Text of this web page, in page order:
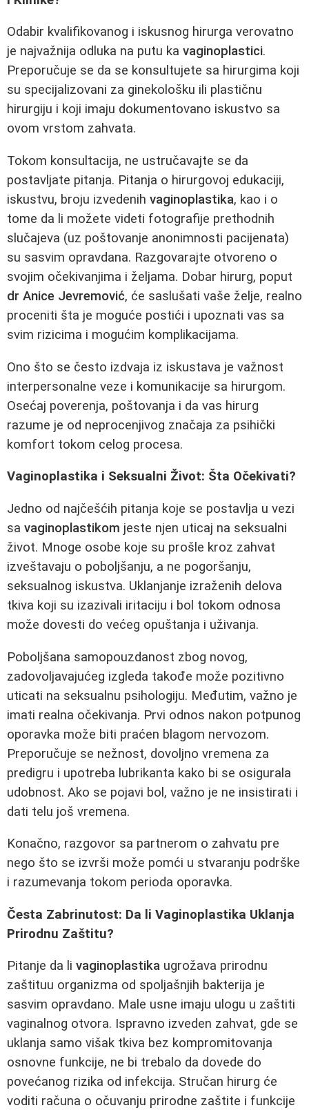
Odabir kvalifikovanog i iskusnog hirurga verovatno
je najvažnija odluka na putu ka vaginoplastici.
Preporučuje se da se konsultujete sa hirurgima koji
su specijalizovani za ginekološku ili plastičnu
hirurgiju i koji imaju dokumentovano iskustvo sa
ovom vrstom zahvata.
Tokom konsultacija, ne ustručavajte se da
postavljate pitanja. Pitanja o hirurgovoj edukaciji,
iskustvu, broju izvedenih vaginoplastika, kao i o
tome da li možete videti fotografije prethodnih
slučajeva (uz poštovanje anonimnosti pacijenata)
su sasvim opravdana. Razgovarajte otvoreno o
svojim očekivanjima i željama. Dobar hirurg, poput
dr Anice Jevremović, će saslušati vaše želje, realno
proceniti šta je moguće postići i upoznati vas sa
svim rizicima i mogućim komplikacijama.
Ono što se često izdvaja iz iskustava je važnost
interpersonalne veze i komunikacije sa hirurgom.
Osećaj poverenja, poštovanja i da vas hirurg
razume je od neprocenjivog značaja za psihički
komfort tokom celog procesa.
Vaginoplastika i Seksualni Život: Šta Očekivati?
Jedno od najčešćih pitanja koje se postavlja u vezi
sa vaginoplastikom jeste njen uticaj na seksualni
život. Mnoge osobe koje su prošle kroz zahvat
izveštavaju o poboljšanju, a ne pogoršanju,
seksualnog iskustva. Uklanjanje izraženih delova
tkiva koji su izazivali iritaciju i bol tokom odnosa
može dovesti do većeg opuštanja i uživanja.
Poboljšana samopouzdanost zbog novog,
zadovoljavajućeg izgleda takođe može pozitivno
uticati na seksualnu psihologiju. Međutim, važno je
imati realna očekivanja. Prvi odnos nakon potpunog
oporavka može biti praćen blagom nervozom.
Preporučuje se nežnost, dovoljno vremena za
predigru i upotreba lubrikanta kako bi se osigurala
udobnost. Ako se pojavi bol, važno je ne insistirati i
dati telu još vremena.
Konačno, razgovor sa partnerom o zahvatu pre
nego što se izvrši može pomći u stvaranju podrške
i razumevanja tokom perioda oporavka.
Česta Zabrinutost: Da li Vaginoplastika Uklanja
Prirodnu Zaštitu?
Pitanje da li vaginoplastika ugrožava prirodnu
zaštituu organizma od spoljašnjih bakterija je
sasvim opravdano. Male usne imaju ulogu u zaštiti
vaginalnog otvora. Ispravno izveden zahvat, gde se
uklanja samo višak tkiva bez kompromitovanja
osnovne funkcije, ne bi trebalo da dovede do
povećanog rizika od infekcija. Stručan hirurg će
voditi računa o očuvanju prirodne zaštite i funkcije